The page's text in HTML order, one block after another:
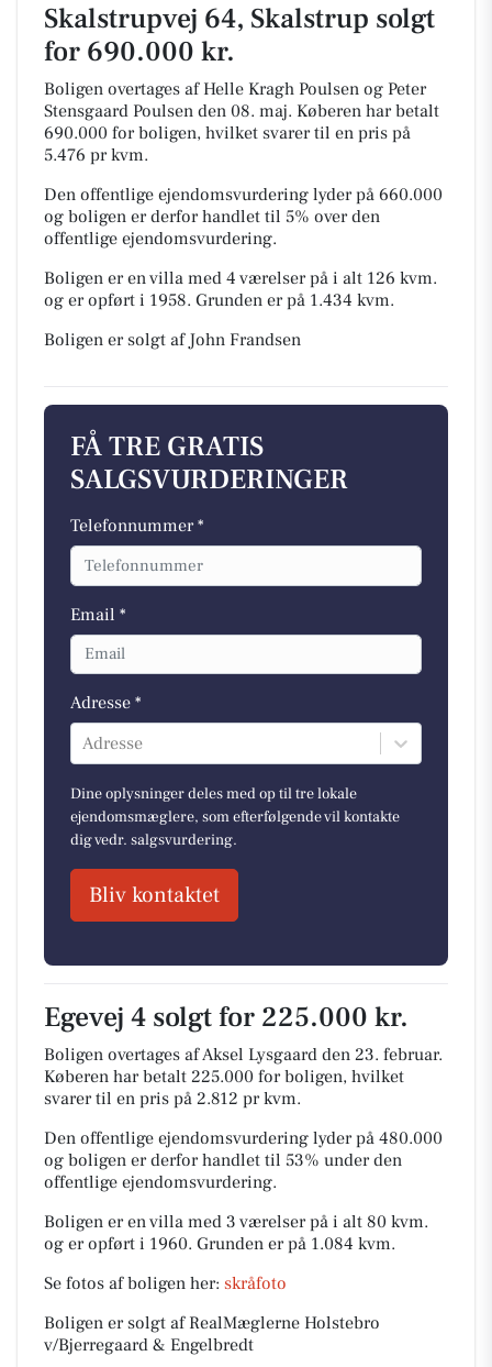
Skalstrupvej 64, Skalstrup solgt
for 690.000 kr.
Boligen overtages af Helle Kragh Poulsen og Peter
Stensgaard Poulsen den 08. maj. Køberen har betalt
690.000 for boligen, hvilket svarer til en pris på
5.476 pr kvm.
Den offentlige ejendomsvurdering lyder på 660.000
og boligen er derfor handlet til 5% over den
offentlige ejendomsvurdering.
Boligen er en villa med 4 værelser på i alt 126 kvm.
og er opført i 1958. Grunden er på 1.434 kvm.
Boligen er solgt af John Frandsen
FÅ TRE GRATIS
SALGSVURDERINGER
Telefonnummer *
Email *
Adresse *
Adresse
Dine oplysninger deles med op til tre lokale
ejendomsmæglere, som efterfølgende vil kontakte
dig vedr. salgsvurdering.
Bliv kontaktet
Egevej 4 solgt for 225.000 kr.
Boligen overtages af Aksel Lysgaard den 23. februar.
Køberen har betalt 225.000 for boligen, hvilket
svarer til en pris på 2.812 pr kvm.
Den offentlige ejendomsvurdering lyder på 480.000
og boligen er derfor handlet til 53% under den
offentlige ejendomsvurdering.
Boligen er en villa med 3 værelser på i alt 80 kvm.
og er opført i 1960. Grunden er på 1.084 kvm.
Se fotos af boligen her: skråfoto
Boligen er solgt af RealMæglerne Holstebro
v/Bjerregaard & Engelbredt